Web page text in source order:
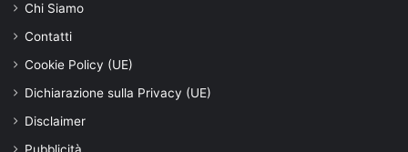
Chi Siamo
Contatti
Cookie Policy (UE)
Dichiarazione sulla Privacy (UE)
Disclaimer